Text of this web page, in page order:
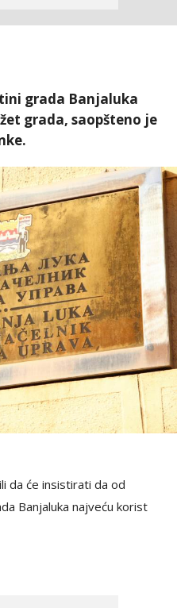
grada Banjaluka
grada, saopšteno je
da će insistirati da od
Banjaluka najveću korist